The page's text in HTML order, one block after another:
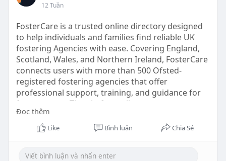
12 Tuần
FosterCare is a trusted online directory designed
to help individuals and families find reliable UK
fostering Agencies with ease. Covering England,
Scotland, Wales, and Northern Ireland, FosterCare
connects users with more than 500 Ofsted-
registered fostering agencies that offer
professional support, training, and guidance for
foster carers. The platform allows you to compare
agencies, explore services, and read real reviews
to make informed decisions about your fostering
Đọc thêm
Like Bình luận Chia Sẻ